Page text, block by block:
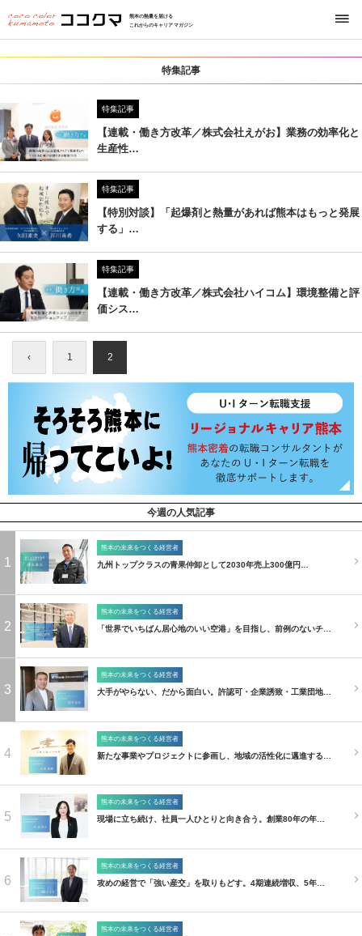
熊本の熱量を届ける
これからのキャリアマガジン
特集記事
特集記事
【連載・働き方改革／株式会社えがお】業務の効率化と
生産性…
特集記事
【特別対談】「起爆剤と熱量があれば熊本はもっと発展
する」…
特集記事
【連載・働き方改革／株式会社ハイコム】環境整備と評
価シス…
‹ 1 2
今週の人気記事
1
熊本の未来をつくる経営者
九州トップクラスの青果仲卸として2030年売上300億円…
2
熊本の未来をつくる経営者
「世界でいちばん居心地のいい空港」を目指し、前例のないチ…
3
熊本の未来をつくる経営者
大手がやらない、だから面白い。許認可・企業誘致・工業団地…
4
熊本の未来をつくる経営者
新たな事業やプロジェクトに参画し、地域の活性化に邁進する…
5
熊本の未来をつくる経営者
現場に立ち続け、社員一人ひとりと向き合う。創業80年の年…
6
熊本の未来をつくる経営者
攻めの経営で「強い産交」を取りもどす。4期連続増収、5年…
熊本の未来をつくる経営者